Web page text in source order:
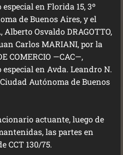
en Florida 15, 3º
de Buenos Aires, y el
Alberto Osvaldo DRAGOTTO,
Carlos MARIANI, por la
COMERCIO —CAC—,
en Avda. Leandro N.
Autónoma de Buenos
actuante, luego de
las partes en
CCT 130/75.